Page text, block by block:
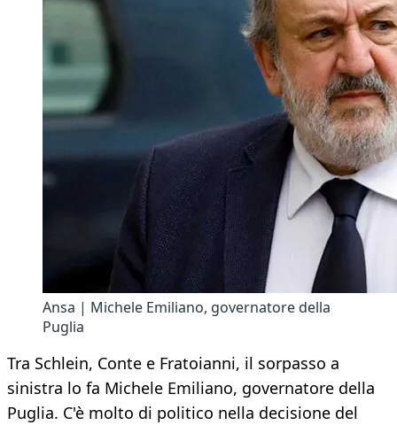
Ansa | Michele Emiliano, governatore della
Puglia
Tra Schlein, Conte e Fratoianni, il sorpasso a
sinistra lo fa Michele Emiliano, governatore della
Puglia. C'è molto di politico nella decisione del